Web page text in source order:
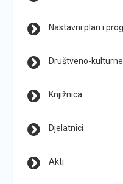
Nastavni plan i
Društveno-
Knjižnica
Djelatnici
Akti